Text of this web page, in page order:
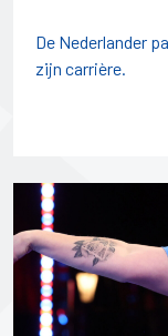
De Nederlander
zijn carrière.